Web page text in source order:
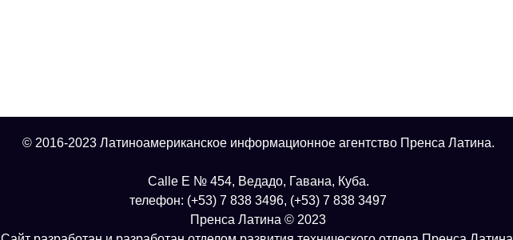
© 2016-2023 Латиноамериканское информационное агентство Пренса Латина.
Calle E № 454, Ведадо, Гавана, Куба.
телефон: (+53) 7 838 3496, (+53) 7 838 3497
Пренса Латина © 2023